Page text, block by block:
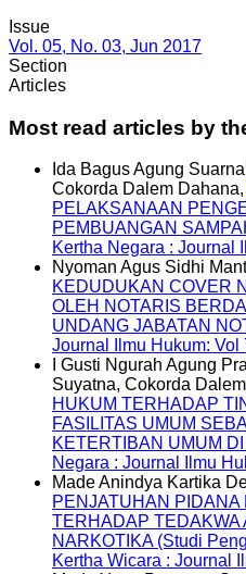
Issue
Vol. 05, No. 03, Jun 2017
Section
Articles
Most read articles by
Ida Bagus Agung
Cokorda Dalem Dahana,
PELAKSANAAN
PEMBUANGAN
Kertha Negara : Journal
Nyoman Agus Sidhi
KEDUDUKAN COVER
OLEH NOTARIS
UNDANG JABATAN
Journal Ilmu Hukum: Vol
I Gusti Ngurah Agung
Suyatna, Cokorda
HUKUM TERHADAP
FASILITAS UMUM
KETERTIBAN UMUM
Negara : Journal Ilmu
Made Anindya Kartika
PENJATUHAN PIDANA
TERHADAP TEDAKWA
NARKOTIKA (Studi
Kertha Wicara : Journal